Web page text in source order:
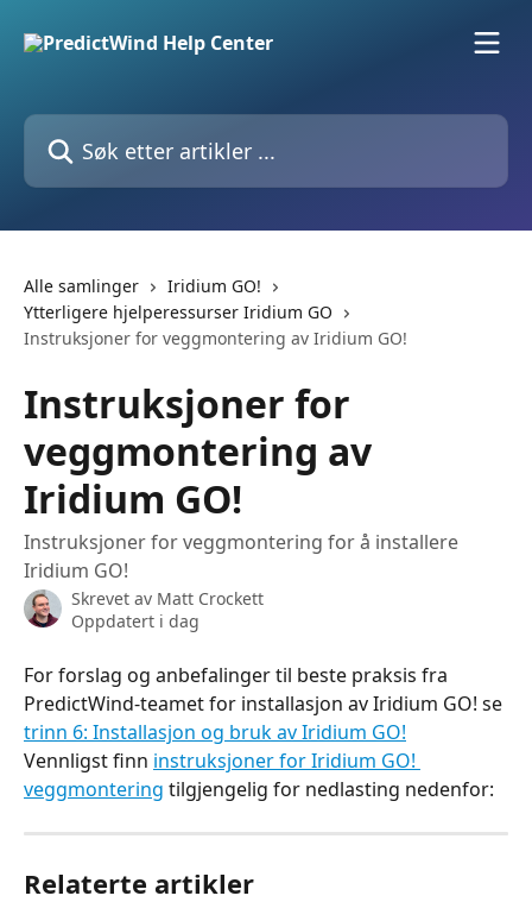
Søk etter artikler ...
Alle samlinger
Iridium GO!
Ytterligere hjelperessurser Iridium GO
Instruksjoner for veggmontering av Iridium GO!
Instruksjoner for
veggmontering av
Iridium GO!
Instruksjoner for veggmontering for å installere
Iridium GO!
Skrevet av Matt Crockett
Oppdatert i dag
For forslag og anbefalinger til beste praksis fra
PredictWind-teamet for installasjon av Iridium GO! se
trinn 6: Installasjon og bruk av Iridium GO!
Vennligst finn instruksjoner for Iridium GO!
veggmontering tilgjengelig for nedlasting nedenfor:
Relaterte artikler